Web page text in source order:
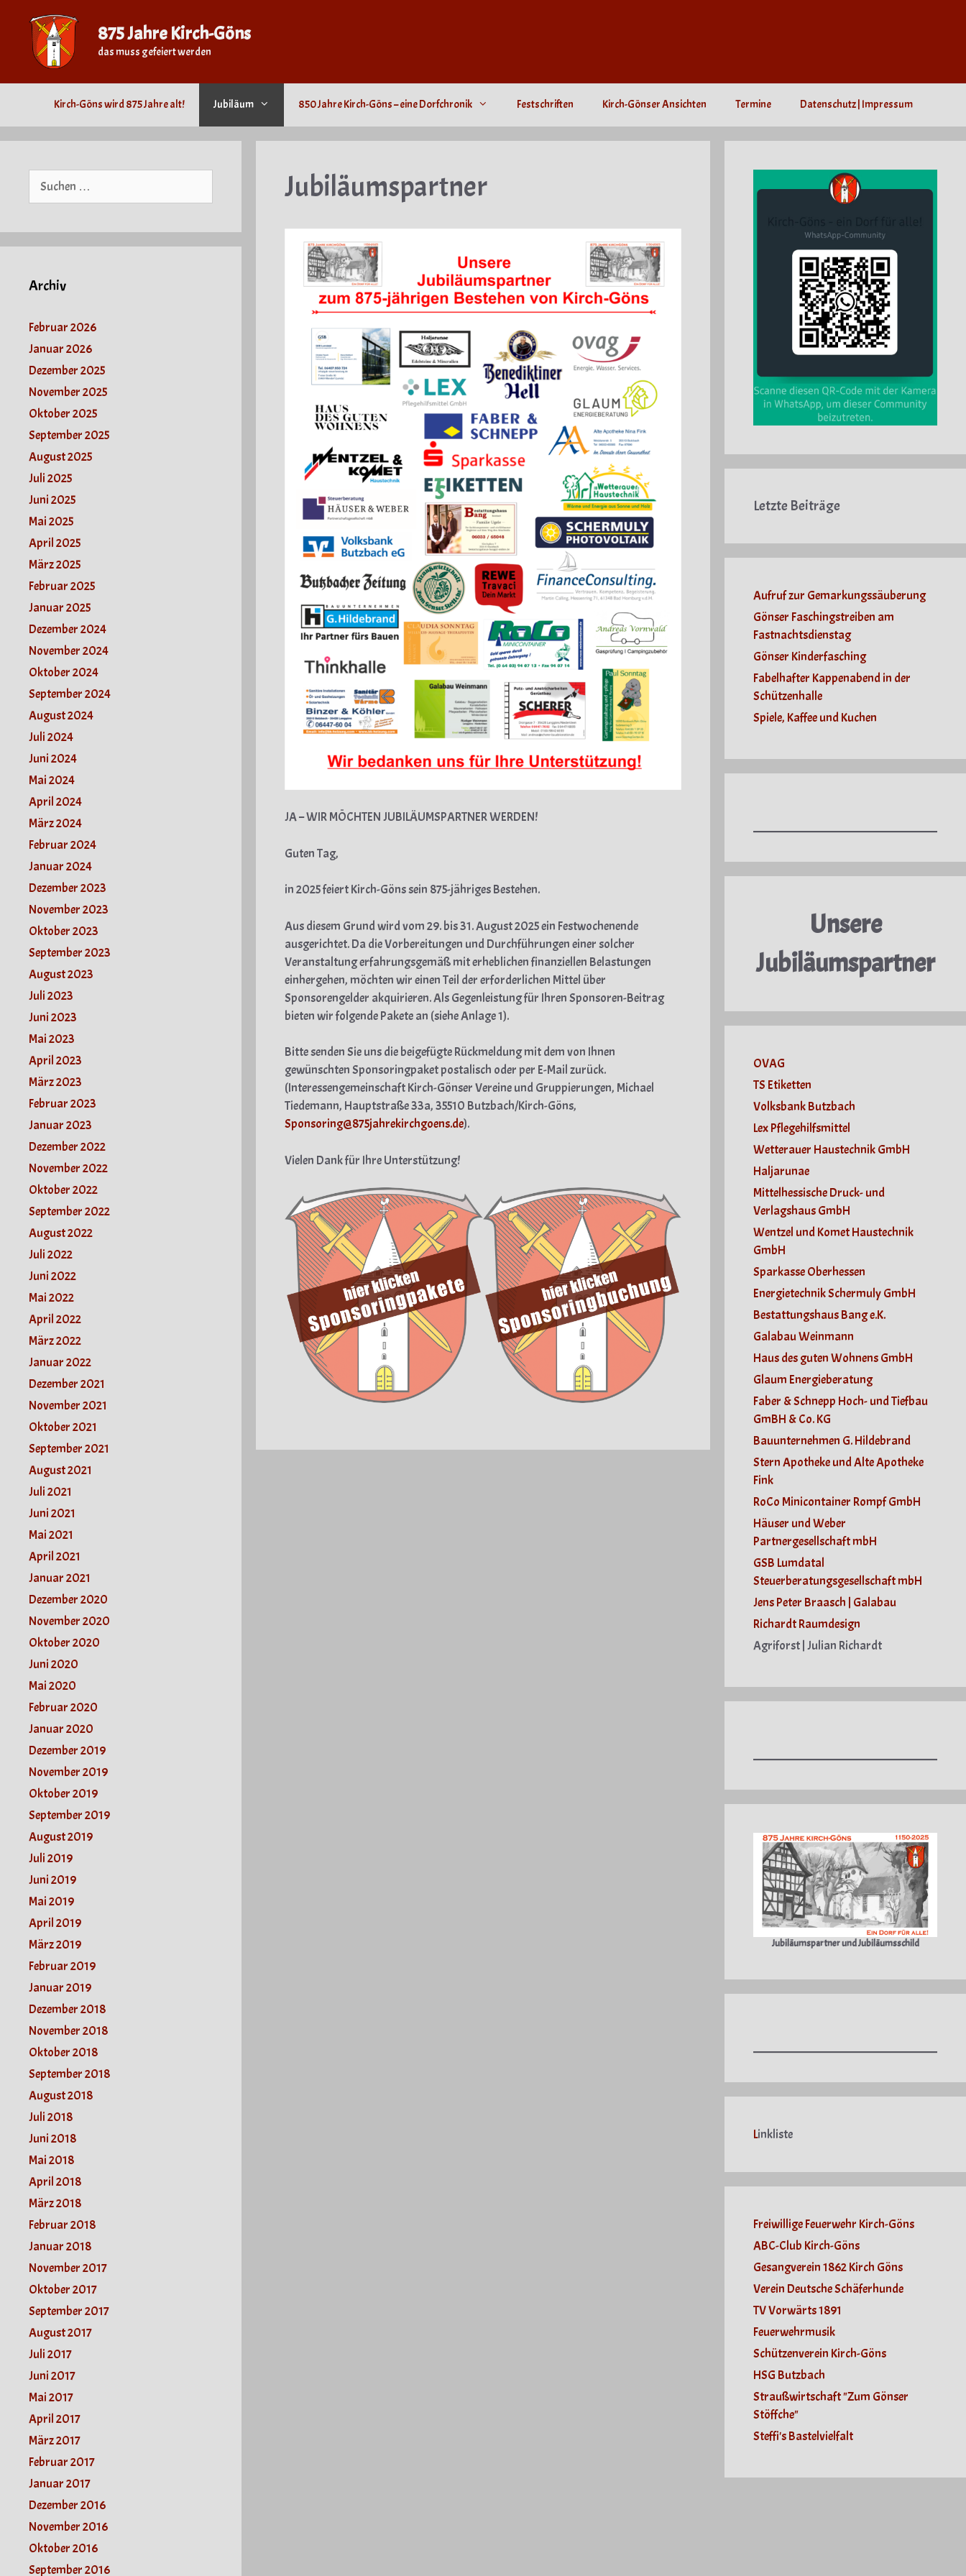
springen
875 Jahre Kirch-Göns
das muss gefeiert werden
Kirch-Göns wird 875 Jahre alt! Jubiläum 850 Jahre Kirch-Göns – eine Dorfchronik Festschriften Kirch-Gönser Ansichten Termine Datenschutz | Impressum
Jubiläumspartner
JA – WIR MÖCHTEN JUBILÄUMSPARTNER WERDEN!
Guten Tag,
in 2025 feiert Kirch-Göns sein 875-jähriges Bestehen.
Aus diesem Grund wird vom 29. bis 31. August 2025 ein Festwochenende
ausgerichtet. Da die Vorbereitungen und Durchführungen einer solcher
Veranstaltung erfahrungsgemäß mit erheblichen finanziellen Belastungen
einhergehen, möchten wir einen Teil der erforderlichen Mittel über
Sponsorengelder akquirieren. Als Gegenleistung für Ihren Sponsoren-Beitrag
bieten wir folgende Pakete an (siehe Anlage 1).
Bitte senden Sie uns die beigefügte Rückmeldung mit dem von Ihnen
gewünschten Sponsoringpaket postalisch oder per E-Mail zurück.
(Interessengemeinschaft Kirch-Gönser Vereine und Gruppierungen, Michael
Tiedemann, Hauptstraße 33a, 35510 Butzbach/Kirch-Göns,
Sponsoring@875jahrekirchgoens.de).
Vielen Dank für Ihre Unterstützung!
Archiv
Februar 2026
Januar 2026
Dezember 2025
November 2025
Oktober 2025
September 2025
August 2025
Juli 2025
Juni 2025
Mai 2025
April 2025
März 2025
Februar 2025
Januar 2025
Dezember 2024
November 2024
Oktober 2024
September 2024
August 2024
Juli 2024
Juni 2024
Mai 2024
April 2024
März 2024
Februar 2024
Januar 2024
Dezember 2023
November 2023
Oktober 2023
September 2023
August 2023
Juli 2023
Juni 2023
Mai 2023
April 2023
März 2023
Februar 2023
Januar 2023
Dezember 2022
November 2022
Oktober 2022
September 2022
August 2022
Juli 2022
Juni 2022
Mai 2022
April 2022
März 2022
Januar 2022
Dezember 2021
November 2021
Oktober 2021
September 2021
August 2021
Juli 2021
Juni 2021
Mai 2021
April 2021
Januar 2021
Dezember 2020
November 2020
Oktober 2020
Juni 2020
Mai 2020
Februar 2020
Januar 2020
Dezember 2019
November 2019
Oktober 2019
September 2019
August 2019
Juli 2019
Juni 2019
Mai 2019
April 2019
März 2019
Februar 2019
Januar 2019
Dezember 2018
November 2018
Oktober 2018
September 2018
August 2018
Juli 2018
Juni 2018
Mai 2018
April 2018
März 2018
Februar 2018
Januar 2018
November 2017
Oktober 2017
September 2017
August 2017
Juli 2017
Juni 2017
Mai 2017
April 2017
März 2017
Februar 2017
Januar 2017
Dezember 2016
November 2016
Oktober 2016
September 2016
Letzte Beiträge
Aufruf zur Gemarkungssäuberung
Gönser Faschingstreiben am
Fastnachtsdienstag
Gönser Kinderfasching
Fabelhafter Kappenabend in der
Schützenhalle
Spiele, Kaffee und Kuchen
Unsere
Jubiläumspartner
OVAG
TS Etiketten
Volksbank Butzbach
Lex Pflegehilfsmittel
Wetterauer Haustechnik GmbH
Haljarunae
Mittelhessische Druck- und
Verlagshaus GmbH
Wentzel und Komet Haustechnik
GmbH
Sparkasse Oberhessen
Energietechnik Schermuly GmbH
Bestattungshaus Bang e.K.
Galabau Weinmann
Haus des guten Wohnens GmbH
Glaum Energieberatung
Faber & Schnepp Hoch- und Tiefbau
GmBH & Co. KG
Bauunternehmen G. Hildebrand
Stern Apotheke und Alte Apotheke
Fink
RoCo Minicontainer Rompf GmbH
Häuser und Weber
Partnergesellschaft mbH
GSB Lumdatal
Steuerberatungsgesellschaft mbH
Jens Peter Braasch | Galabau
Richardt Raumdesign
Agriforst | Julian Richardt
Jubiläumspartner und Jubiläumsschild
Linkliste
Freiwillige Feuerwehr Kirch-Göns
ABC-Club Kirch-Göns
Gesangverein 1862 Kirch Göns
Verein Deutsche Schäferhunde
TV Vorwärts 1891
Feuerwehrmusik
Schützenverein Kirch-Göns
HSG Butzbach
Straußwirtschaft "Zum Gönser
Stöffche"
Steffi's Bastelvielfalt